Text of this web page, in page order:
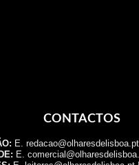
CONTACTOS
E.
E.